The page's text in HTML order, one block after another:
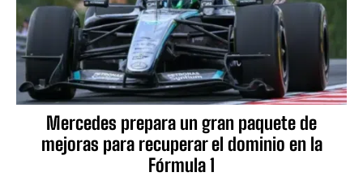
Mercedes prepara un gran paquete de
mejoras para recuperar el dominio en la
Fórmula 1